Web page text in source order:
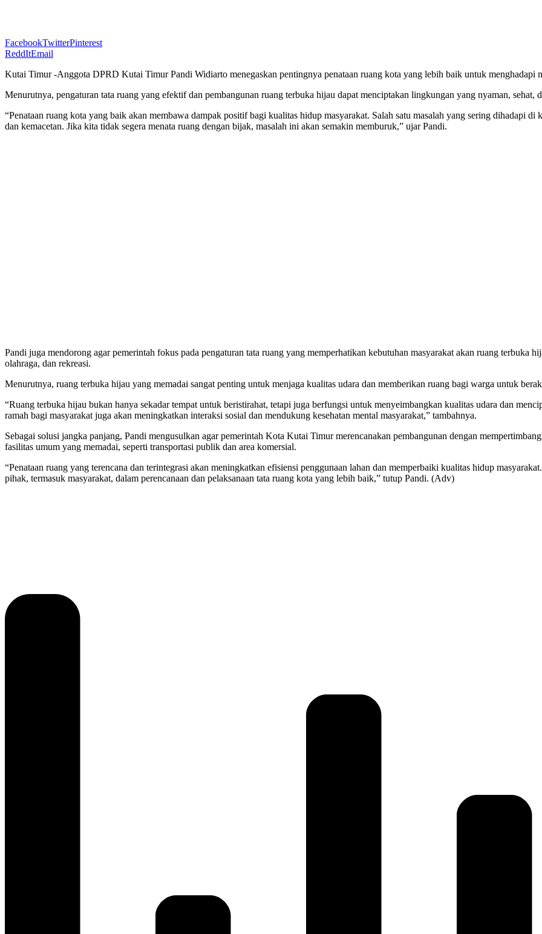
FacebookTwitterPinterest
ReddItEmail
Kutai Timur -Anggota DPRD Kutai Timur Pandi Widiarto menegaskan pentingnya penataan ruang kota yang lebih baik untuk menghadapi
Menurutnya, pengaturan tata ruang yang efektif dan pembangunan ruang terbuka hijau dapat menciptakan lingkungan yang nyaman, sehat,
“Penataan ruang kota yang baik akan membawa dampak positif bagi kualitas hidup masyarakat. Salah satu masalah yang sering dihadapi
dan kemacetan. Jika kita tidak segera menata ruang dengan bijak, masalah ini akan semakin memburuk,” ujar Pandi.
Pandi juga mendorong agar pemerintah fokus pada pengaturan tata ruang yang memperhatikan kebutuhan masyarakat akan ruang terbuka
olahraga, dan rekreasi.
Menurutnya, ruang terbuka hijau yang memadai sangat penting untuk menjaga kualitas udara dan memberikan ruang bagi warga untuk
“Ruang terbuka hijau bukan hanya sekadar tempat untuk beristirahat, tetapi juga berfungsi untuk menyeimbangkan kualitas udara dan
ramah bagi masyarakat juga akan meningkatkan interaksi sosial dan mendukung kesehatan mental masyarakat,” tambahnya.
Sebagai solusi jangka panjang, Pandi mengusulkan agar pemerintah Kota Kutai Timur merencanakan pembangunan dengan
fasilitas umum yang memadai, seperti transportasi publik dan area komersial.
“Penataan ruang yang terencana dan terintegrasi akan meningkatkan efisiensi penggunaan lahan dan memperbaiki kualitas hidup
pihak, termasuk masyarakat, dalam perencanaan dan pelaksanaan tata ruang kota yang lebih baik,” tutup Pandi. (Adv)